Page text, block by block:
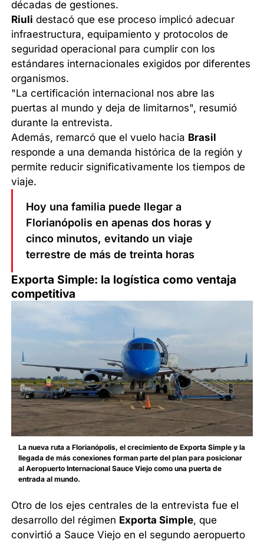
décadas de gestiones.
Riuli destacó que ese proceso implicó adecuar
infraestructura, equipamiento y protocolos de
seguridad operacional para cumplir con los
estándares internacionales exigidos por diferentes
organismos.
"La certificación internacional nos abre las
puertas al mundo y deja de limitarnos", resumió
durante la entrevista.
Además, remarcó que el vuelo hacia Brasil
responde a una demanda histórica de la región y
permite reducir significativamente los tiempos de
viaje.
Hoy una familia puede llegar a
Florianópolis en apenas dos horas y
cinco minutos, evitando un viaje
terrestre de más de treinta horas
Exporta Simple: la logística como ventaja
competitiva
La nueva ruta a Florianópolis, el crecimiento de Exporta Simple y la
llegada de más conexiones forman parte del plan para posicionar
al Aeropuerto Internacional Sauce Viejo como una puerta de
entrada al mundo.
Otro de los ejes centrales de la entrevista fue el
desarrollo del régimen Exporta Simple, que
convirtió a Sauce Viejo en el segundo aeropuerto